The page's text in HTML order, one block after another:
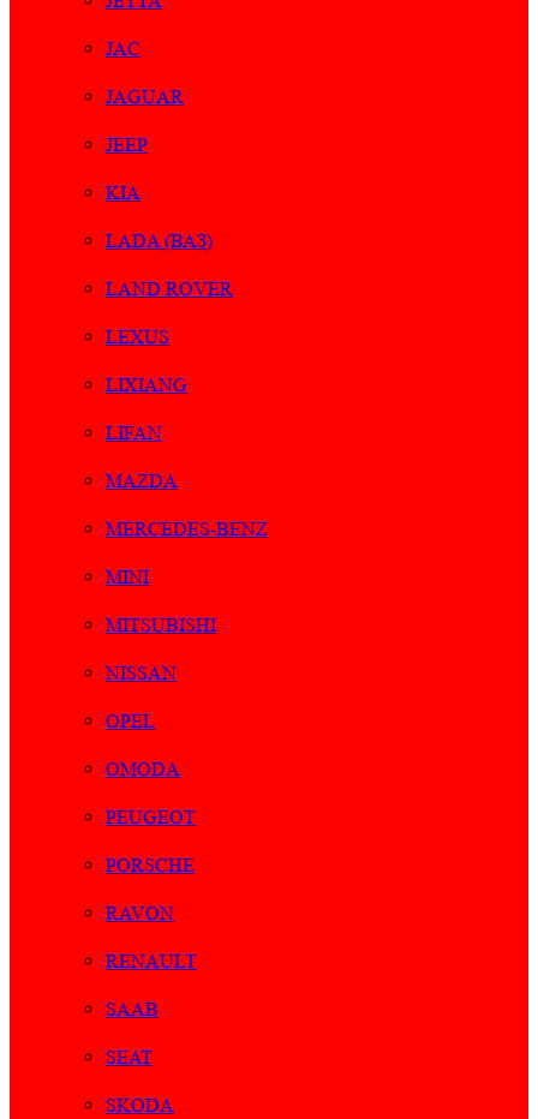
JAC
JAGUAR
JEEP
KIA
LADA (ВАЗ)
LAND ROVER
LEXUS
LIXIANG
LIFAN
MAZDA
MERCEDES-BENZ
MINI
MITSUBISHI
NISSAN
OPEL
OMODA
PEUGEOT
PORSCHE
RAVON
RENAULT
SAAB
SEAT
SKODA